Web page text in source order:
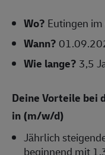
Wo? Eutingen im
Wann?
Wie lange? 3,5
Deine Vorteile bei
in (m/w/d)
Jährlich
beginnend mit